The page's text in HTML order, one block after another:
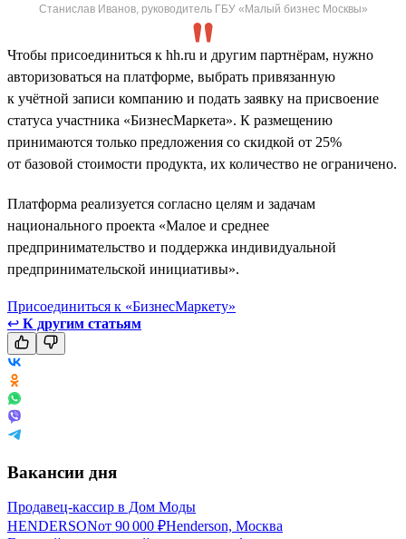
Станислав Иванов, руководитель ГБУ «Малый бизнес Москвы»
Чтобы присоединиться к hh.ru и другим партнёрам, нужно
авторизоваться на платформе, выбрать привязанную
к учётной записи компанию и подать заявку на присвоение
статуса участника «БизнесМаркета». К размещению
принимаются только предложения со скидкой от 25%
от базовой стоимости продукта, их количество не ограничено.
Платформа реализуется согласно целям и задачам
национального проекта «Малое и среднее
предпринимательство и поддержка индивидуальной
предпринимательской инициативы».
Присоединиться к «БизнесМаркету»
↩ К другим статьям
Вакансии дня
Продавец-кассир в Дом Моды
HENDERSONот 90 000 ₽Henderson, Москва